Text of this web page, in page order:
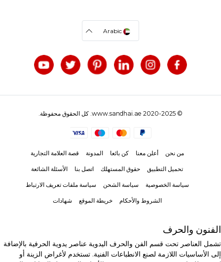
Arabic
© 2020-2025 www.sandhai.ae. كل الحقوق محفوظة.
من نحن أعلن معنا كن بائعا المدونة قصة العلامة التجارية
تحميل التطبيق حقوق المستهلك اتصل بنا الأسئلة الشائعة
سياسة الخصوصية سياسة الشحن سياسة ملفات تعريف الارتباط
الشروط والأحكام خريطة الموقع شهادات
الفنون والحرف
تشمل العناصر تحت قسم الفن والحرف اليدوية عناصر يدوية الحرفية بالإضافة
إلى الأساسيات اللازمة لصنع الانطباعات الفنية. تستخدم لأغراض الزينة أو